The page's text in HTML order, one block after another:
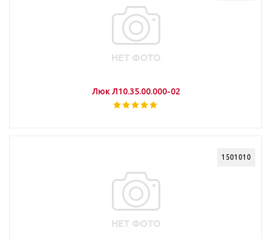
Люк Л10.35.00.000-02
1501010